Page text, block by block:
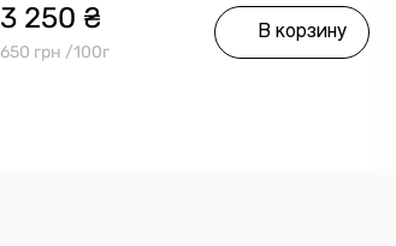
3 250 ₴
650 грн /100г
В корзину